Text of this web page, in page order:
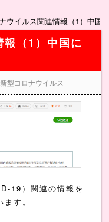
ウイルス関連情報（1）中国
（1）中国に
新型コロナウイルス
19）関連の情報を
す。